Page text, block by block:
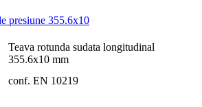
Teava rotunda sudata longitudinal
355.6x10 mm
conf. EN 10219